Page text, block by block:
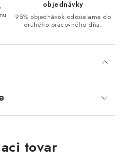
objednávky
95% objednávok odosielame do
druhého pracovného dňa.
tovar